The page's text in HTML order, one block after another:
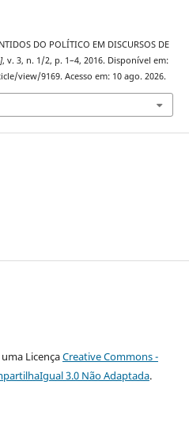
DO POLÍTICO EM DISCURSOS DE
, v. 3, n. 1/2, p. 1–4, 2016. Disponível em:
view/9169. Acesso em: 10 ago. 2026.
LicençaCreative Commons -
3.0 Não Adaptada.